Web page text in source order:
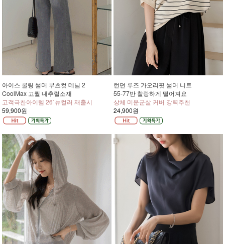
아이스 쿨링 썸머 부츠컷 데님 2
CoolMax 고퀄 내추럴소재
고객극찬아이템 26`뉴컬러 재출시
59,900원
런던 루즈 가오리핏 썸머 니트
55-77반 찰랑하게 떨어져요
상체 미운군살 커버 강력추천
24,900원